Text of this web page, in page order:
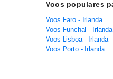
Voos populares
Voos Faro - Irlanda
Voos Funchal - Irlanda
Voos Lisboa - Irlanda
Voos Porto - Irlanda